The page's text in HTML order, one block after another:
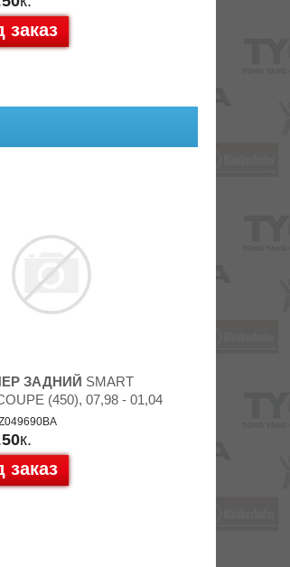
заказ
ЗАДНИЙ SMART
(450), 07,98 - 01,04
50к.
заказ